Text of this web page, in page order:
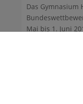
Das Gymnasium
Mai bis 1. Juni